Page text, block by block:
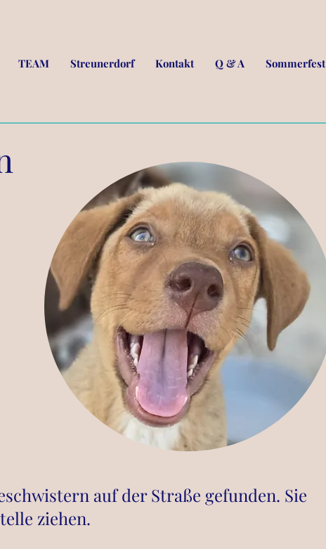
TEAM Streunerdorf Kontakt Q & A Sommerfest
auf der Straße gefunden. Sie
ziehen.